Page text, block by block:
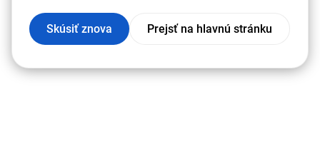
Skúsiť znova Prejsť na hlavnú stránku